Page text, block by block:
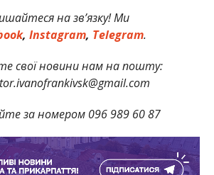
на зв’язку! Ми
, Instagram, Telegram.
свої новини нам на пошту:
за номером 096 989 60 87